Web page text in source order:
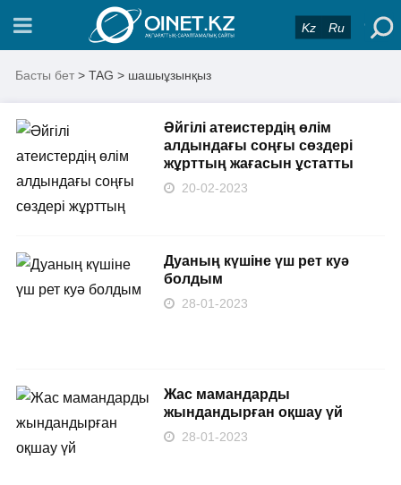
Kz Ru
Басты бет > TAG > шашыұзынқыз
Әйгілі атеистердің өлім
алдындағы соңғы сөздері
жұрттың жағасын ұстатты
20-02-2023
Дуаның күшіне үш рет куә
болдым
28-01-2023
Жас мамандарды
жындандырған оқшау үй
28-01-2023